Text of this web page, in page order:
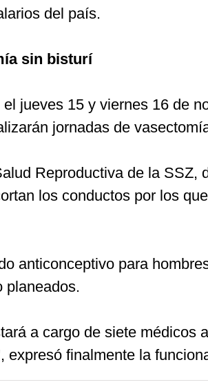
del país.
sin bisturí
jueves 15 y viernes 16 de
jornadas de
Reproductiva de la
los conductos por los
anticonceptivo para
planeados.
a cargo de siete
expresó finalmente la